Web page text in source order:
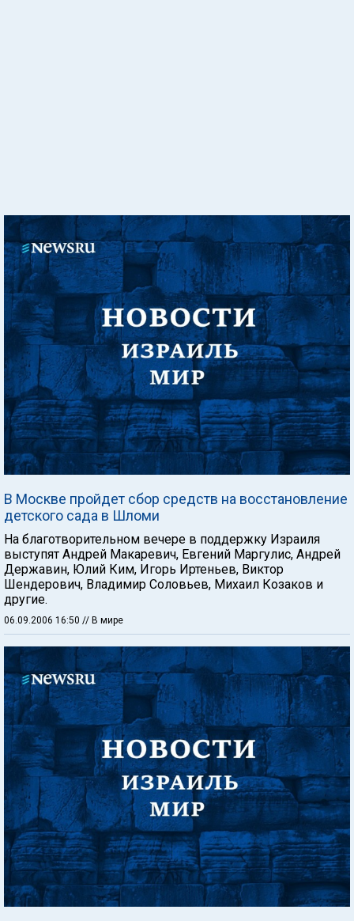
В Москве пройдет сбор средств на восстановление
детского сада в Шломи
На благотворительном вечере в поддержку Израиля
выступят Андрей Макаревич, Евгений Маргулис, Андрей
Державин, Юлий Ким, Игорь Иртеньев, Виктор
Шендерович, Владимир Соловьев, Михаил Козаков и
другие.
06.09.2006 16:50 // В мире